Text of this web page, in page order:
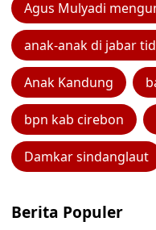
Agus Mulyadi
anak-anak di jabar
Anak Kandung
bpn kab cirebon
Damkar sindanglaut
Berita Populer